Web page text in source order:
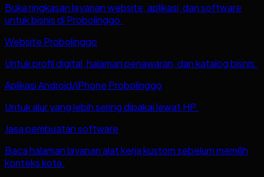
Buka ringkasan layanan website, aplikasi, dan software
untuk bisnis di Probolinggo.
Website Probolinggo
Untuk profil digital, halaman penawaran, dan katalog bisnis.
Aplikasi Android/iPhone Probolinggo
Untuk alur yang lebih sering dipakai lewat HP.
Jasa pembuatan software
Baca halaman layanan alat kerja kustom sebelum memilih
konteks kota.